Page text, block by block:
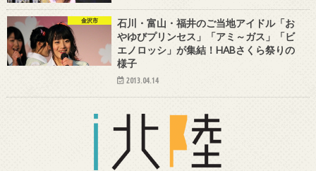
金沢市
石川・富山・福井のご当地アイドル「お
やゆびプリンセス」「アミ～ガス」「ビ
エノロッシ」が集結！HABさくら祭りの
様子
2013.04.14